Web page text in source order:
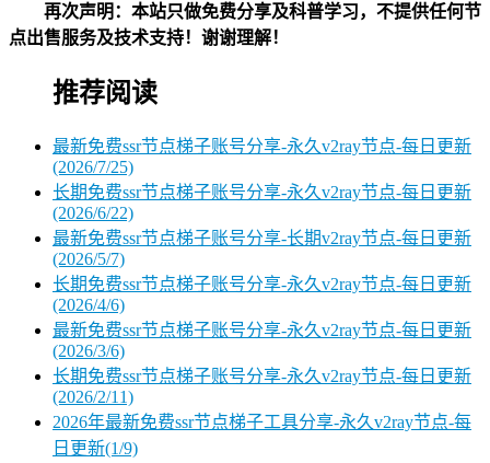
再次声明：本站只做免费分享及科普学习，不提供任何节
点出售服务及技术支持！谢谢理解！
推荐阅读
最新免费ssr节点梯子账号分享-永久v2ray节点-每日更新
(2026/7/25)
长期免费ssr节点梯子账号分享-永久v2ray节点-每日更新
(2026/6/22)
最新免费ssr节点梯子账号分享-长期v2ray节点-每日更新
(2026/5/7)
长期免费ssr节点梯子账号分享-永久v2ray节点-每日更新
(2026/4/6)
最新免费ssr节点梯子账号分享-永久v2ray节点-每日更新
(2026/3/6)
长期免费ssr节点梯子账号分享-永久v2ray节点-每日更新
(2026/2/11)
2026年最新免费ssr节点梯子工具分享-永久v2ray节点-每
日更新(1/9)